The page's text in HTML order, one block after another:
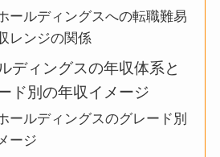
ールディングスへの転職難易
レンジの関係
ディングスの年収体系と
ド別の年収イメージ
ールディングスのグレード別
ージ